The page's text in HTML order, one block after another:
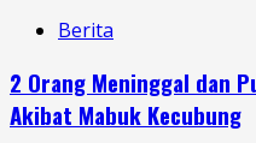
Berita
2 Orang Meninggal dan
Akibat Mabuk Kecubung